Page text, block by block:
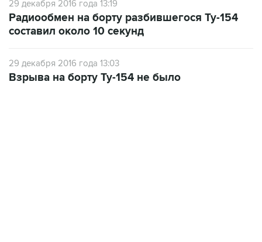
29 декабря 2016 года 13:19
Радиообмен на борту разбившегося Ту-154
составил около 10 секунд
29 декабря 2016 года 13:03
Взрыва на борту Ту-154 не было